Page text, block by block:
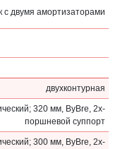
с двумя амортизаторами
двухконтурная
320 мм, ByBre, 2х-
поршневой суппорт
300 мм, ByBre, 2х-